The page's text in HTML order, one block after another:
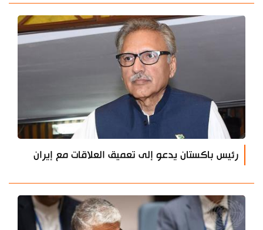
رئيس باكستان يدعو إلى تعميق العلاقات مع إيران